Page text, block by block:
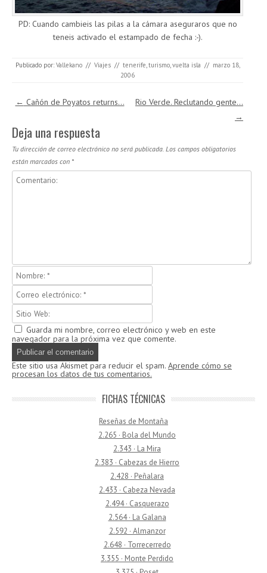
PD: Cuando cambieis las pilas a la cámara aseguraros que no
teneis activado el estampado de fecha :-).
Publicado por: Vallekano // Viajes // tenerife,turismo,vuelta isla // marzo 18,
2006
Navegación de entradas
← Cañón de Poyatos returns…
Rio Verde. Reclutando gente…
→
Deja una respuesta
Tu dirección de correo electrónico no será publicada. Los campos obligatorios
están marcados con *
Guarda mi nombre, correo electrónico y web en este
navegador para la próxima vez que comente.
Este sitio usa Akismet para reducir el spam. Aprende cómo se
procesan los datos de tus comentarios.
FICHAS TÉCNICAS
Reseñas de Montaña
2.265 · Bola del Mundo
2.343 · La Mira
2.383 · Cabezas de Hierro
2.428 · Peñalara
2.433 · Cabeza Nevada
2.494 · Casquerazo
2.564 · La Galana
2.592 · Almanzor
2.648 · Torrecerredo
3.355 · Monte Perdido